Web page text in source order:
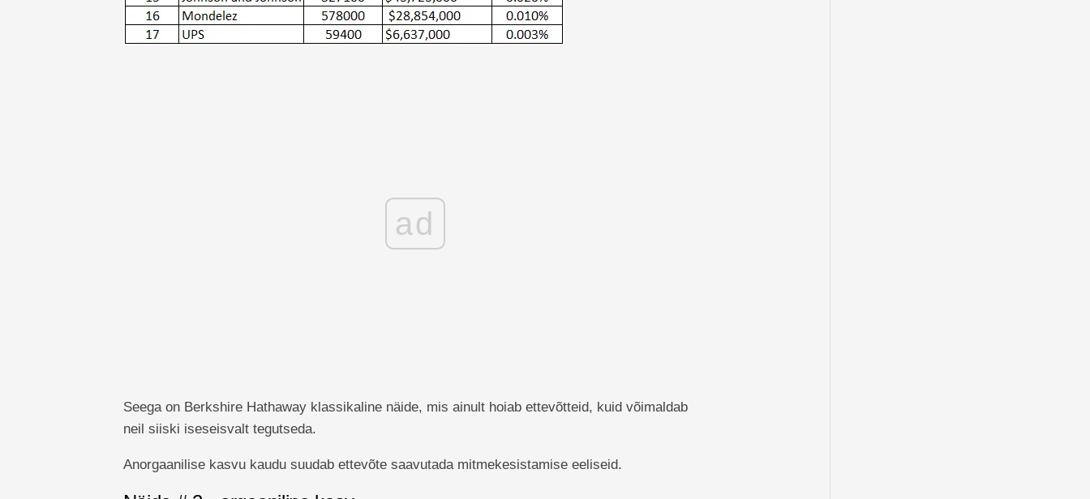
ad
Seega on Berkshire Hathaway klassikaline näide, mis ainult hoiab ettevõtteid, kuid võimaldab
neil siiski iseseisvalt tegutseda.
Anorgaanilise kasvu kaudu suudab ettevõte saavutada mitmekesistamise eeliseid.